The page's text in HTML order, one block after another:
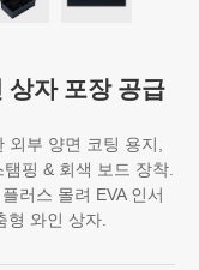
상자 포장 공급
부 양면 코팅 용지,
핑 & 회색 보드 장착.
러스 몰려 EVA 인서
형 와인 상자.